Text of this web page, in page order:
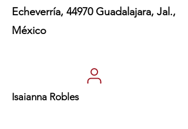
Echeverría, 44970 Guadalajara, Jal.,
México
Isaianna Robles